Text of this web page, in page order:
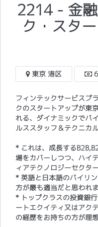
2214 - 金
ク・スタ
東京 港区
フィンテックサービスプ
クのスタートアップが東
れる、ダイナミックでバ
ルススタッフ＆テクニカ
* これは、成長する
場をカバーしつつ、ハイ
ィアテクノロジーセクタ
* 英語と日本語のバイリ
方が最も適当だと思われま
* トップクラスの投資銀
ートエクイティ又はアク
の経歴をお持ちの方が理